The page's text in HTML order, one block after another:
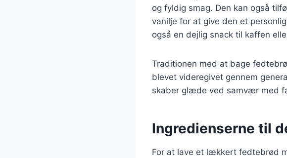
og fyldig smag. Den kan også
vanilje for at give den et
også en dejlig snack til kaffen
Traditionen med at bage
blevet videregivet gennem
skaber glæde ved samvær med
Ingredienserne til
For at lave et lækkert fedtebrød